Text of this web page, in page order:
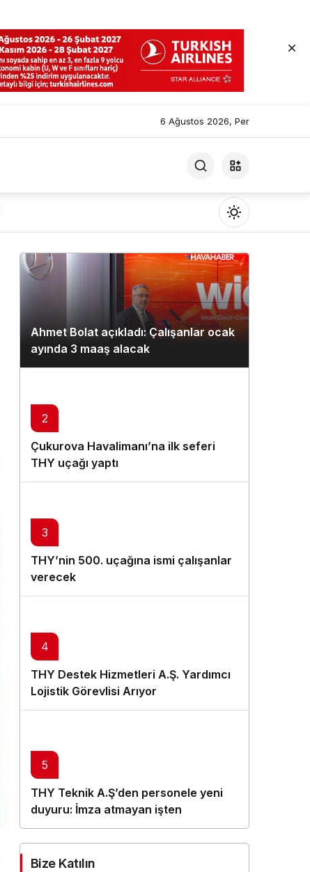
6 Ağustos 2026, Per
Mod
değiştir
Gündüz Modu
Gündüz modunu seçin.
Sistem modunu seçin.
Ahmet Bolat açıkladı: Çalışanlar ocak
ayında 3 maaş alacak
2
Çukurova Havalimanı’na ilk seferi
THY uçağı yaptı
3
THY’nin 500. uçağına ismi çalışanlar
verecek
4
THY Destek Hizmetleri A.Ş. Yardımcı
Lojistik Görevlisi Arıyor
5
THY Teknik A.Ş’den personele yeni
duyuru: İmza atmayan işten
çıkarılacak
Bize Katılın